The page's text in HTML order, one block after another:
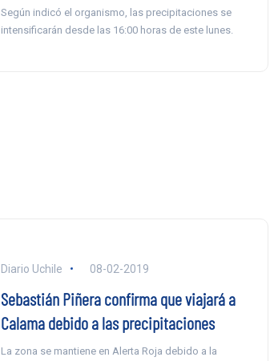
Según indicó el organismo, las precipitaciones se
intensificarán desde las 16:00 horas de este lunes.
Diario Uchile 08-02-2019
Sebastián Piñera confirma que viajará a
Calama debido a las precipitaciones
La zona se mantiene en Alerta Roja debido a la